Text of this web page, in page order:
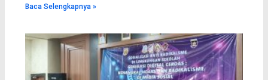
Baca Selengkapnya »